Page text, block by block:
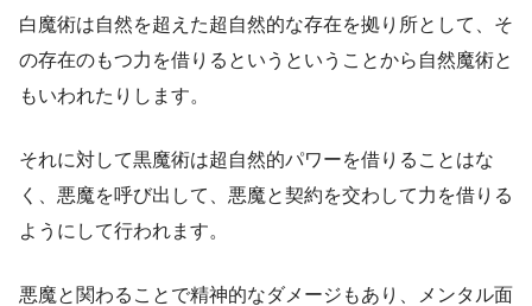
白魔術は自然を超えた超自然的な存在を拠り所として、そ
の存在のもつ力を借りるというということから自然魔術と
もいわれたりします。
それに対して黒魔術は超自然的パワーを借りることはな
く、悪魔を呼び出して、悪魔と契約を交わして力を借りる
ようにして行われます。
悪魔と関わることで精神的なダメージもあり、メンタル面